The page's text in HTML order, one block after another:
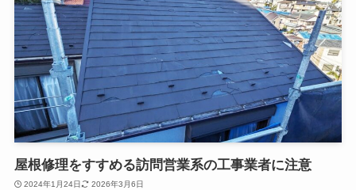
屋根修理をすすめる訪問営業系の工事業者に注意
2024年1月24日 2026年3月6日